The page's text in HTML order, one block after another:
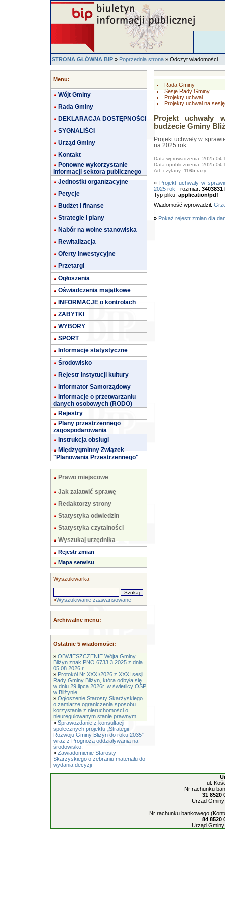
STRONA GŁÓWNA BIP»Poprzednia strona» Odczyt wiadomości
Menu:
Wójt Gminy
Rada Gminy
DEKLARACJA DOSTĘPNOŚCI
SYGNALIŚCI
Urząd Gminy
Kontakt
Ponowne wykorzystanie
informacji sektora publicznego
Jednostki organizacyjne
Petycje
Budżet i finanse
Strategie i plany
Nabór na wolne stanowiska
Rewitalizacja
Oferty inwestycyjne
Przetargi
Ogłoszenia
Oświadczenia majątkowe
INFORMACJE o kontrolach
ZABYTKI
WYBORY
SPORT
Informacje statystyczne
Środowisko
Rejestr instytucji kultury
Informator Samorządowy
Informacje o przetwarzaniu
danych osobowych (RODO)
Rejestry
Plany przestrzennego
zagospodarowania
Instrukcja obsługi
Międzygminny Związek
"Planowania Przestrzennego"
Prawo miejscowe
Jak załatwić sprawę
Redaktorzy strony
Statystyka odwiedzin
Statystyka czytalności
Wyszukaj urzędnika
Rejestr zmian
Mapa serwisu
Wyszukiwarka
»Wyszukiwanie zaawansowane
Archiwalne menu:
Ostatnie 5 wiadomości:
» OBWIESZCZENIE Wójta Gminy
Bliżyn znak PNO.6733.3.2025 z dnia
05.08.2026 r.
» Protokół Nr XXXI/2026 z XXXI sesji
Rady Gminy Bliżyn, która odbyła się
w dniu 29 lipca 2026r. w świetlicy OSP
w Bliżynie.
» Ogłoszenie Starosty Skarżyskiego
o zamiarze ograniczenia sposobu
korzystania z nieruchomości o
nieuregulowanym stanie prawnym
» Sprawozdanie z konsultacji
społecznych projektu „Strategii
Rozwoju Gminy Bliżyn do roku 2035”
wraz z Prognozą oddziaływania na
środowisko.
» Zawiadomienie Starosty
Skarżyskiego o zebraniu materiału do
wydania decyzji
Rada Gminy
Sesje Rady Gminy
Projekty uchwał
Projekty uchwał na
Projekt uchwały
budżecie Gminy
Projekt uchwały w
na 2025 rok
Data wprowadzenia: 2025-04-
Data upublicznienia: 2025-04-
Art. czytany: 1165razy
» Projekt uchwały w
2025 rok - rozmiar: 3403831
Typ pliku: application/pdf
Wiadomość wprowadził:
» Pokaż rejestr zmian dla
ul.
Nr rachunku
31 8520
Urząd
Nr rachunku bankowego
84 8520
Urząd